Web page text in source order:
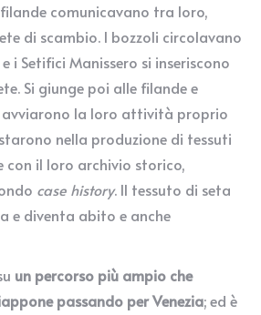
comunicavano tra loro,
di scambio. I bozzoli circolavano
i Setifici Manissero si inseriscono
Si giunge poi alle filande e
avviarono la loro attività proprio
nella produzione di tessuti
con il loro archivio storico,
case history. Il tessuto di seta
e diventa abito e anche
un percorso più ampio che
passando per Venezia; ed è